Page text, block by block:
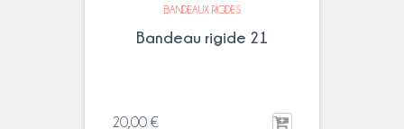
BANDEAUX RIGIDES
Bandeau rigide 21
20,00€